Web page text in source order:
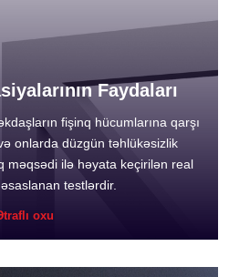
Faydaları
fişinq hücumlarına qarşı
onlarda düzgün təhlükəsizlik
məqsədi ilə həyata keçirilən real
testlərdir.
oxu